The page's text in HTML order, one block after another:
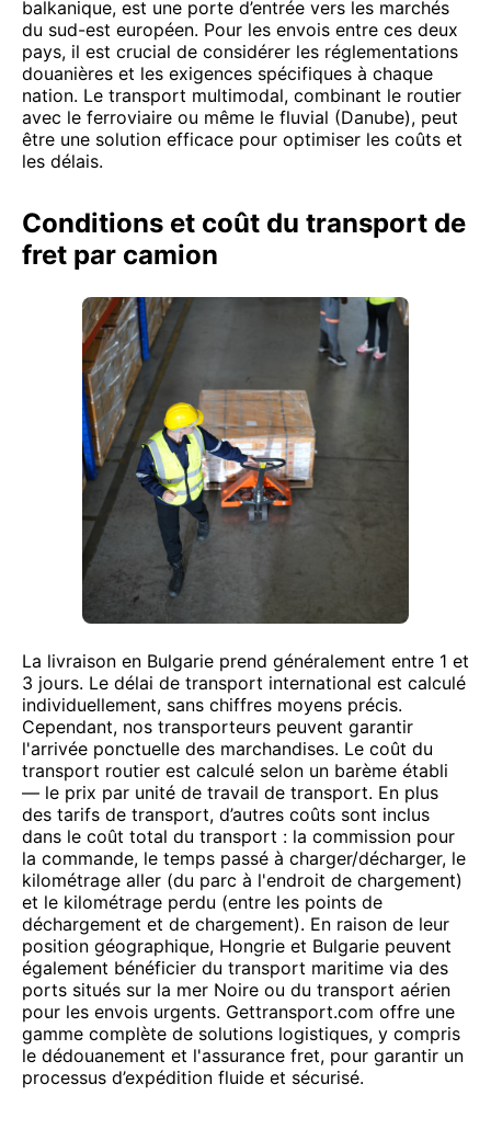
balkanique, est une porte d’entrée vers les marchés
du sud-est européen. Pour les envois entre ces deux
pays, il est crucial de considérer les réglementations
douanières et les exigences spécifiques à chaque
nation. Le transport multimodal, combinant le routier
avec le ferroviaire ou même le fluvial (Danube), peut
être une solution efficace pour optimiser les coûts et
les délais.
Conditions et coût du transport de
fret par camion
La livraison en Bulgarie prend généralement entre 1 et
3 jours. Le délai de transport international est calculé
individuellement, sans chiffres moyens précis.
Cependant, nos transporteurs peuvent garantir
l'arrivée ponctuelle des marchandises. Le coût du
transport routier est calculé selon un barème établi
— le prix par unité de travail de transport. En plus
des tarifs de transport, d’autres coûts sont inclus
dans le coût total du transport : la commission pour
la commande, le temps passé à charger/décharger, le
kilométrage aller (du parc à l'endroit de chargement)
et le kilométrage perdu (entre les points de
déchargement et de chargement). En raison de leur
position géographique, Hongrie et Bulgarie peuvent
également bénéficier du transport maritime via des
ports situés sur la mer Noire ou du transport aérien
pour les envois urgents. Gettransport.com offre une
gamme complète de solutions logistiques, y compris
le dédouanement et l'assurance fret, pour garantir un
processus d’expédition fluide et sécurisé.